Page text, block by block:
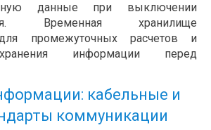
данные при выключении
Временная хранилище
для промежуточных расчетов и
информации перед
кабельные и
коммуникации